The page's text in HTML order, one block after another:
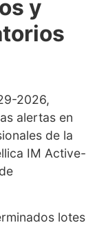
y
2026,
alertas en
de la
IM Active-
lotes